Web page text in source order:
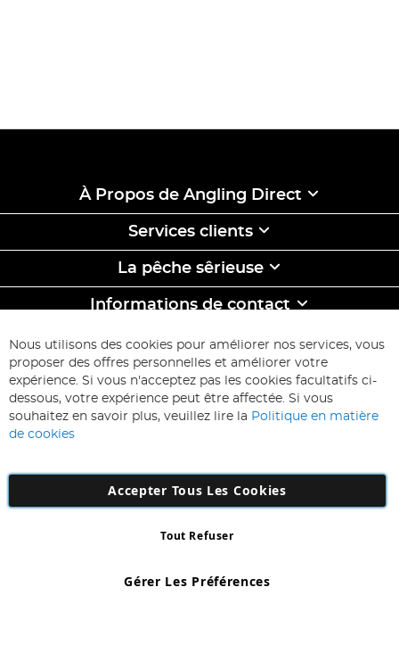
À Propos de Angling Direct
Services clients
La pêche sêrieuse
Informations de contact
ABONNEZ-VOUS & ECONOMISEZ
Inscription
à
d’information
:
Inscription
Number: 863029607
Nous utilisons des cookies pour améliorer nos services, vous
proposer des offres personnelles et améliorer votre
expérience. Si vous n'acceptez pas les cookies facultatifs ci-
dessous, votre expérience peut être affectée. Si vous
souhaitez en savoir plus, veuillez lire la Politique en matière
de cookies
Accepter Tous Les Cookies
Gérer Les Préférences
Tout Refuser